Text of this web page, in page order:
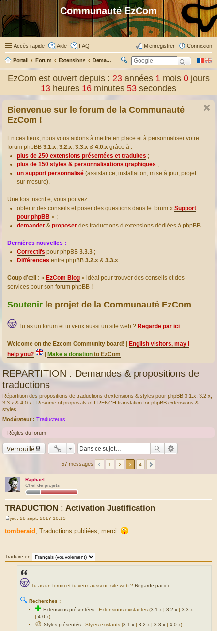
Communauté EzCom
Accès rapide Aide FAQ Connexion
M’enregistrer
Portail Forum Extensions Demander ou proposer des traductions d’extensions
ec
er
EzCom est ouvert depuis : 23 années1 mois0 jours
13 heures 16 minutes 54 secondes
Bienvenue sur le forum de la Communauté
EzCom !
En ces lieux, nous vous aidons à mettre en place et à personnaliser votre
forum phpBB 3.1.x, 3.2.x, 3.3.x & 4.0.x grâce à :
plus de 250 extensions présentées et traduites ;
plus de 150 styles & personnalisations graphiques ;
un support personnalisé (assistance, installation, mise à jour, projet
sur mesure).
Une fois inscrit.e, vous pouvez :
obtenir des conseils et poser des questions dans le forum « Support
pour phpBB » ;
demander & proposer des traductions d’extensions dédiées à phpBB.
Dernières nouvelles :
Correctifs pour phpBB 3.3.3 ;
Différences entre phpBB 3.2.x & 3.3.x.
Coup d’œil : « EzCom Blog » idéal pour trouver des conseils et des
services pour son forum phpBB !
Soutenir le projet de la Communauté EzCom.
Tu as un forum et tu veux aussi un site web ? Regarde par ici.
Welcome on the Ezcom Community board!
English visitors, may I
help you?
Make a donation to EzCom.
REPARTITION : Demandes & propositions de
traductions
Répartition des propositions de traductions d’extensions & styles pour phpBB 3.1.x, 3.2.x,
3.3.x & 4.0.x | Resume of proposals of FRENCH translation for phpBB extensions &
styles.
Modérateur : Traducteurs
Règles du forum
Verrouillé
57 messages 1 2 3 4
Raphaël
Chef de projets
TRADUCTION : Activation Justification
M
s
e
jeu. 28 sept. 2017 10:13
tomberaid , Traductions publiées, merci.
Traduire en
Tu as un forum et tu veux aussi un site web ? Regarde par ici
🔍 Recherches :
✚Extensions présentées -Extensions existantes (3.1.x |3.2.x |3.3.x
|4.0.x)
🎨Styles présentés - Styles existants (3.1.x |3.2.x |3.3.x |4.0.x)